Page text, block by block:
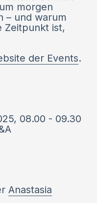
morgen
– und warum
Zeitpunkt ist,
der Events.
08.00 - 09.30
Anastasia